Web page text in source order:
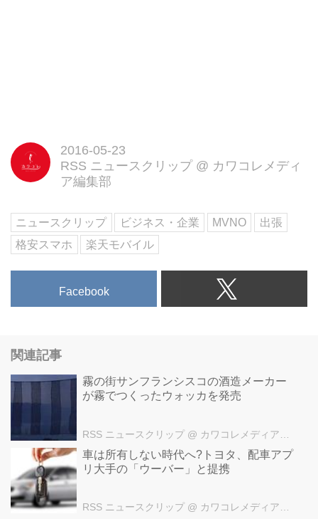
2016-05-23
RSS ニュースクリップ @ カワコレメディ
ア編集部
ニュースクリップ ビジネス・企業 MVNO
出張
格安スマホ
楽天モバイル
Facebook
関連記事
霧の街サンフランシスコの酒造メーカー
が霧でつくったウォッカを発売
RSS ニュースクリップ @ カワコレメディア編集部
車は所有しない時代へ?トヨタ、配車アプ
リ大手の「ウーバー」と提携
RSS ニュースクリップ @ カワコレメディア編集部